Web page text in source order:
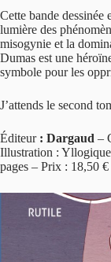
Cette bande dessinée
lumière des
misogynie et la
Dumas est une
symbole pour les
J’attends le second
Éditeur : Dargaud –
Illustration :
pages – Prix : 18,50 €